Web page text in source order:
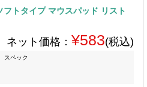
トタイプ マウスパッド リスト
ネット価格： ¥583(税込)
スペック